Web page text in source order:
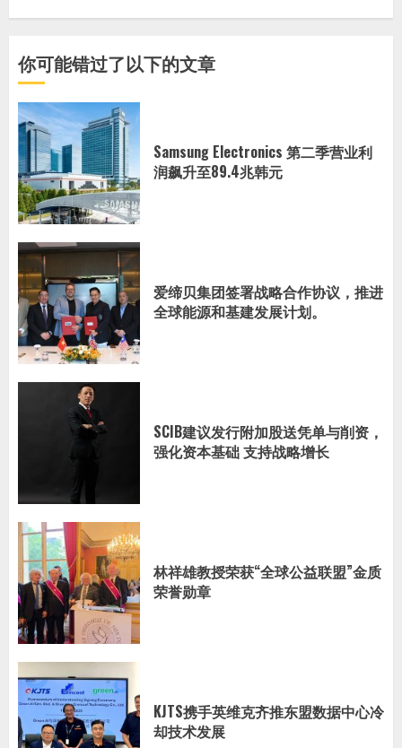
你可能错过了以下的文章
Samsung Electronics 第二季营业利
润飙升至89.4兆韩元
爱缔贝集团签署战略合作协议，推进
全球能源和基建发展计划。
SCIB建议发行附加股送凭单与削资，
强化资本基础 支持战略增长
林祥雄教授荣获“全球公益联盟”金质
荣誉勋章
KJTS携手英维克齐推东盟数据中心冷
却技术发展